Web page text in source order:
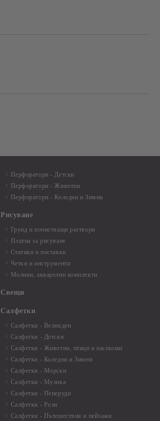
Перфоратори - Детски
Перфоратори - Животни
Перфоратори - Коледни и Зимни
Рисуване
Грунд и почистващи разтвори
Платна за рисуване
Стативи и поставки
Четки и инструменти
Моливи, акварелни комплекти
Свещи
Салфетки
Салфетки - Великден
Салфетки - Детски
Салфетки - Животни, птици и насекоми
Салфетки - Коледни и Зимни
Салфетки - Морски
Салфетки - Музика
Салфетки - Пеперуди
Салфетки - Рози
Салфетки - Пътешествия и пейзажи